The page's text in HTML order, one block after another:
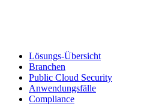
Lösungs-Übersicht
Branchen
Public Cloud Security
Anwendungsfälle
Compliance